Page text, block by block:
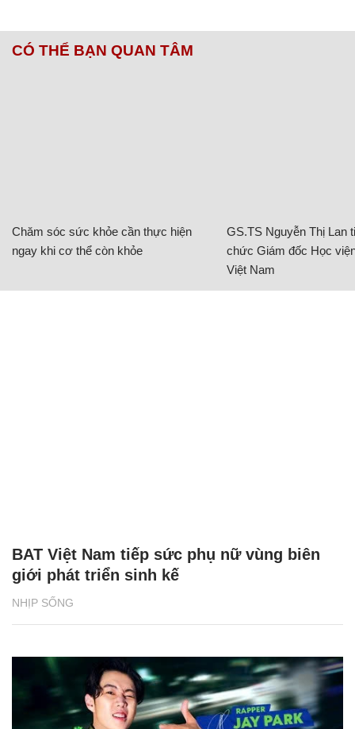
CÓ THỂ BẠN QUAN TÂM
Chăm sóc sức khỏe cần thực hiện
ngay khi cơ thể còn khỏe
GS.TS Nguyễn Thị Lan
chức Giám đốc Học
Việt Nam
NHỊP SỐNG
BAT Việt Nam tiếp sức phụ nữ vùng biên
giới phát triển sinh kế